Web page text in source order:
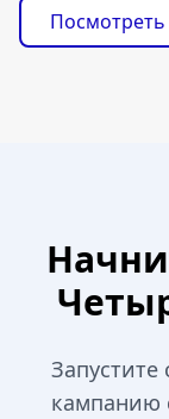
кампанию